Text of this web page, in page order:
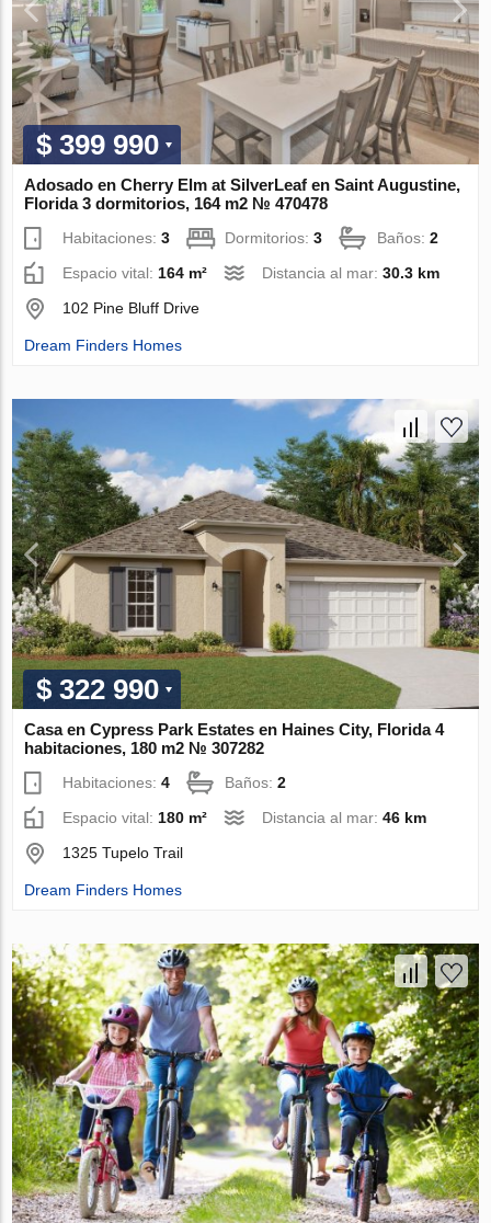
$ 399 990
Adosado en Cherry Elm at SilverLeaf en Saint Augustine,
Florida 3 dormitorios, 164 m2 № 470478
Habitaciones:3 Dormitorios:3 Baños:2
Espacio vital: 164 m² Distancia al mar:30.3 km
102 Pine Bluff Drive
Dream Finders Homes
$ 322 990
Casa en Cypress Park Estates en Haines City, Florida 4
habitaciones, 180 m2 № 307282
Habitaciones:4 Baños:2
Espacio vital:180 m² Distancia al mar:46 km
1325 Tupelo Trail
Dream Finders Homes